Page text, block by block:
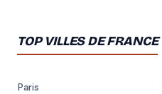
TOP VILLES DE FRANCE
Paris